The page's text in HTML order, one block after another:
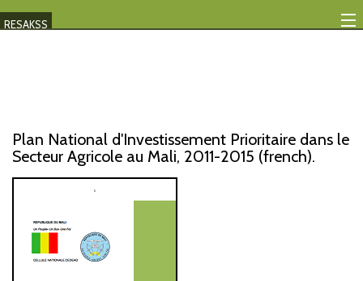
RESAKSS
Mutual Accountability
eAtlas
Events
Plan National d'Investissement Prioritaire dans le
Secteur Agricole au Mali, 2011-2015 (french).